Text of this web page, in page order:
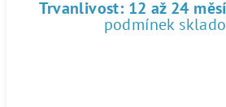
Trvanlivost: 12 až 24
podmínek